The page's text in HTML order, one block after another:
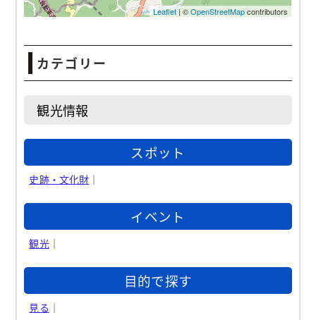
カテゴリー
観光情報
スポット
史跡・文化財 ｜
イベント
観光｜
目的で探す
見る ｜